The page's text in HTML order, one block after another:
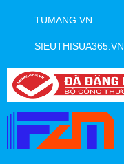
TUMANG.VN
SIEUTHISUA365.VN